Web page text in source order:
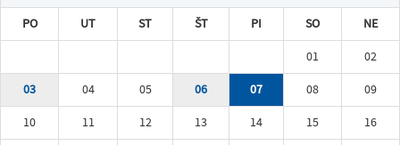
PO UT ST ŠT PI SO
NE
01
02
03
04 05 06 07 08
09
10
11 12 13 14 15
16